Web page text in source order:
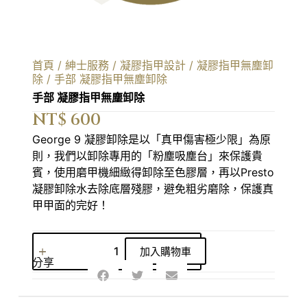
首頁 / 紳士服務/ 凝膠指甲設計/ 凝膠指甲無塵卸
除/ 手部 凝膠指甲無塵卸除
手部 凝膠指甲無塵卸除
NT$ 600
George 9 凝膠卸除是以「真甲傷害極少限」為原
則，我們以卸除專用的「粉塵吸塵台」來保護貴
賓，使用磨甲機細緻得卸除至色膠層，再以Presto
凝膠卸除水去除底層殘膠，避免粗劣磨除，保護真
甲甲面的完好！
加入購物車
A
t
分享